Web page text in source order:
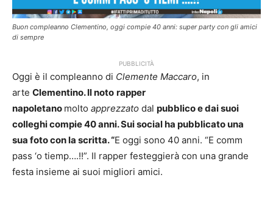
Buon compleanno Clementino, oggi compie 40 anni: super party con gli amici
di sempre
PUBBLICITÀ
Oggi è il compleanno di Clemente Maccaro, in
arte Clementino. Il noto rapper
napoletano molto apprezzato dal pubblico e dai suoi
colleghi compie 40 anni. Sui social ha pubblicato una
sua foto con la scritta. “E oggi sono 40 anni. “E comm
pass ‘o tiemp….!!”. Il rapper festeggierà con una grande
festa insieme ai suoi migliori amici.